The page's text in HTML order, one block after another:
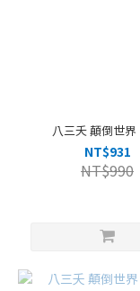
八三夭 顛倒世界
NT$931
NT$990